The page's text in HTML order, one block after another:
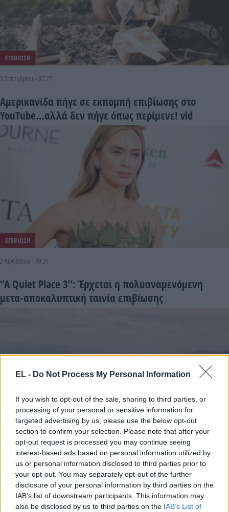
EL - Do Not Process My Personal Information
If you wish to opt-out of the sale, sharing to third parties, or
processing of your personal or sensitive information for
targeted advertising by us, please use the below opt-out
section to confirm your selection. Please note that after your
opt-out request is processed you may continue seeing
interest-based ads based on personal information utilized by
us or personal information disclosed to third parties prior to
your opt-out. You may separately opt-out of the further
disclosure of your personal information by third parties on the
IAB’s list of downstream participants. This information may
also be disclosed by us to third parties on the IAB’s List of
ΕΠΙΒΙΩΣΗ
9 Σεπτεμβρίου - 07:27
Αμερικανίδα πήγε σε εκπομπή επιβίωσης στο
YouTube…αλλά δεν πήγε όπως περίμενε! vid
ΕΠΙΒΙΩΣΗ
2 Αυγούστου - 09:31
“A Quiet Place 3”: Έρχεται η πολυαναμενόμενη
μετα-αποκαλυπτική ταινία επιβίωσης
ΑΥΣΤΡΑΛΙΑ
15 Ιουλίου - 12:30
Μια σπάνια ιστορία επιβίωσης Γερμανίδας
πεζοπόρου: Επέζησε 11 νύχτες στην άγρια φύση, vid